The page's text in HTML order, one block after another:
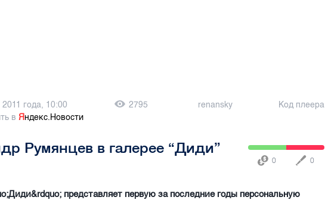
года, 10:00 2795 renansky
Код плеера
вЯндекс.Новости
Румянцев в галерее “Диди”
0 0
представляет первую за последние годы персональную